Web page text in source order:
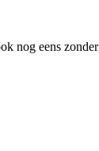
nog eens